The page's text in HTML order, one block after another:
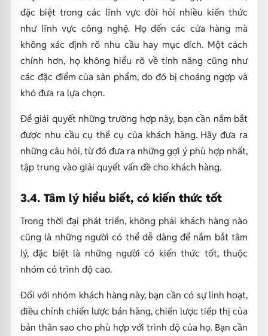
đặc biệt trong các lĩnh vực đòi hỏi nhiều kiến thức
như lĩnh vực công nghệ. Họ đến các cửa hàng mà
không xác định rõ nhu cầu hay mục đích. Một cách
chính hơn, họ không hiểu rõ về tính năng cũng như
các đặc điểm của sản phẩm, do đó bị choáng ngợp và
khó đưa ra lựa chọn.
Để giải quyết những trường hợp này, bạn cần nắm bắt
được nhu cầu cụ thể cụ của khách hàng. Hãy đưa ra
những câu hỏi, từ đó đưa ra những gợi ý phù hợp nhất,
tập trung vào giải quyết vấn đề cho khách hàng.
3.4. Tâm lý hiểu biết, có kiến thức tốt
Trong thời đại phát triển, không phải khách hàng nào
cũng là những người có thể dễ dàng để nắm bắt tâm
lý, đặc biệt là những người có kiến thức tốt, thuộc
nhóm có trình độ cao.
Đối với nhóm khách hàng này, bạn cần có sự linh hoạt,
điều chỉnh chiến lược bán hàng, chiến lược tiếp thị của
bản thân sao cho phù hợp với trình độ của họ. Bạn cần